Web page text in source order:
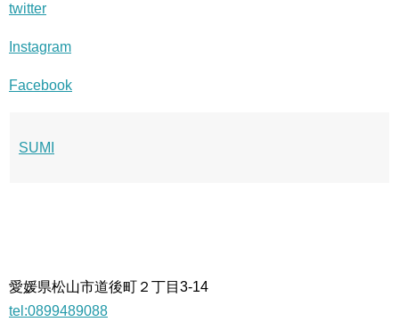
twitter
Instagram
Facebook
SUMI
愛媛県松山市道後町２丁目3-14
tel:0899489088